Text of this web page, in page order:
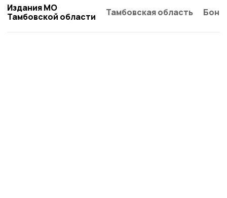
Издания МО
Тамбовской области
Тамбовская область